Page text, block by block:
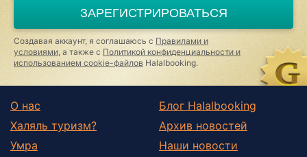
ignore
this
field
ЗАРЕГИСТРИРОВАТЬСЯ
Создавая аккаунт, я соглашаюсь с Правилами и
условиями , а также с Политикой конфиденциальности и
использованием cookie-файлов Halalbooking.
О нас
Халяль туризм?
Умра
Блог Halalbooking
Архив новостей
Наши новости